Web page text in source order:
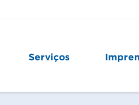
Serviços